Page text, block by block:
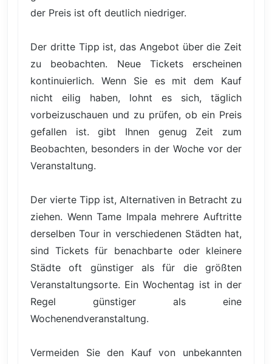
der Preis ist oft deutlich niedriger.
Der dritte Tipp ist, das Angebot über die Zeit
zu beobachten. Neue Tickets erscheinen
kontinuierlich. Wenn Sie es mit dem Kauf
nicht eilig haben, lohnt es sich, täglich
vorbeizuschauen und zu prüfen, ob ein Preis
gefallen ist. gibt Ihnen genug Zeit zum
Beobachten, besonders in der Woche vor der
Veranstaltung.
Der vierte Tipp ist, Alternativen in Betracht zu
ziehen. Wenn Tame Impala mehrere Auftritte
derselben Tour in verschiedenen Städten hat,
sind Tickets für benachbarte oder kleinere
Städte oft günstiger als für die größten
Veranstaltungsorte. Ein Wochentag ist in der
Regel günstiger als eine
Wochenendveranstaltung.
Vermeiden Sie den Kauf von unbekannten